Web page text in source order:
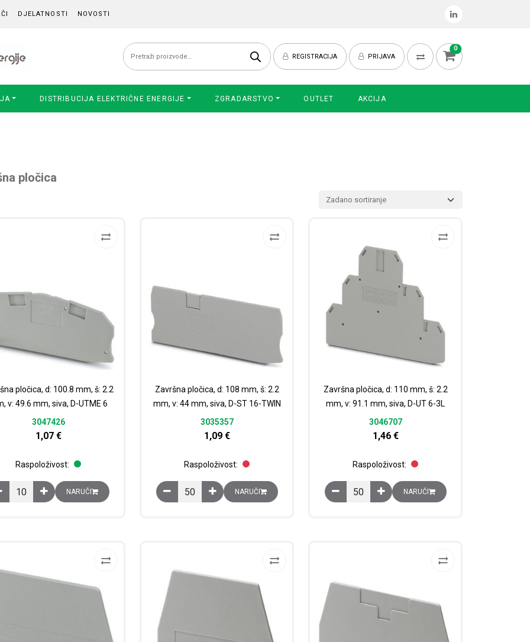
DJELATNOSTI NOVOSTI
Pretraži:
REGISTRACIJA PRIJAVA
0
DISTRIBUCIJA ELEKTRIČNE ENERGIJE ZGRADARSTVO OUTLET AKCIJA
pločica
pločica, d: 100.8 mm, š: 2.2
v: 49.6 mm, siva, D-UTME 6
3047426
1,07 €
Raspoloživost:
Završna pločica, d: 100.8 mm, š: 2.2 mm, v: 49.6 mm, siva, D-UTME 6 količina
NARUČI
Završna pločica, d: 108 mm, š: 2.2
mm, v: 44 mm, siva, D-ST 16-TWIN
3035357
1,09 €
Raspoloživost:
Završna pločica, d: 108 mm, š: 2.2 mm, v: 44 mm, siva, D-ST 16-TWIN količina
NARUČI
Završna pločica, d: 110 mm, š: 2.2
mm, v: 91.1 mm, siva, D-UT 6-3L
3046707
1,46 €
Raspoloživost:
Završna pločica, d: 110 mm, š: 2.2 mm, v: 91.1
NARUČI